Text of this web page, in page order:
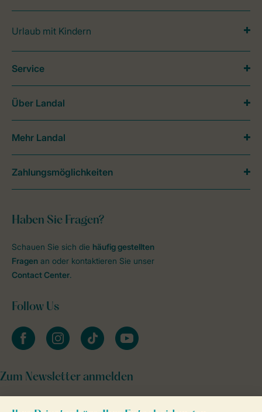
Urlaub mit Kindern
Haben Sie Fragen?
Schauen Sie sich die häufig gestellten
Fragen an oder kontaktieren Sie unser
Contact Center.
Follow Us
facebookinstagramtiktok youtube
Zum Newsletter anmelden
Service
Über Landal
Mehr Landal
Zahlungsmöglichkeiten